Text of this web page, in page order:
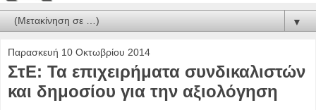
▼
Παρασκευή 10 Οκτωβρίου 2014
ΣτΕ: Τα επιχειρήματα συνδικαλιστών
και δημοσίου για την αξιολόγηση